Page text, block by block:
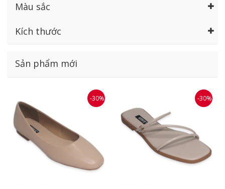
Màu sắc
Kích thước
Sản phẩm mới
-30% -30%